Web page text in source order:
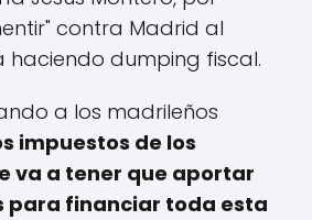
contra Madrid al
haciendo dumping fiscal.
a los madrileños
impuestos de los
va a tener que aportar
para financiar toda esta